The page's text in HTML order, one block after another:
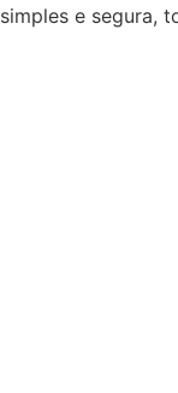
simples e segura,